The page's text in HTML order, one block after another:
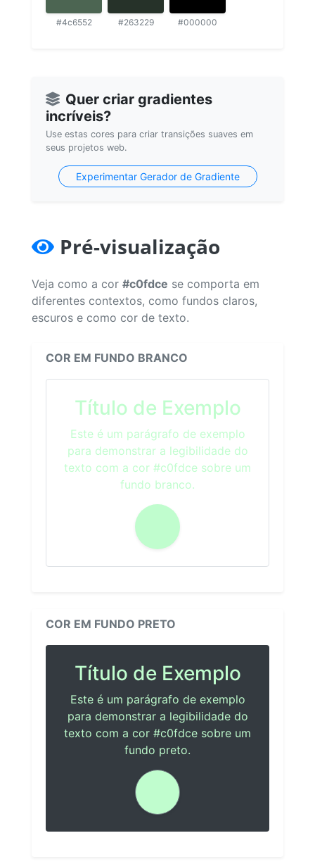
#4c6552 #263229 #000000
Quer criar gradientes
incríveis?
Use estas cores para criar transições suaves em
seus projetos web.
Experimentar Gerador de Gradiente
Pré-visualização
Veja como a cor #c0fdce se comporta em
diferentes contextos, como fundos claros,
escuros e como cor de texto.
COR EM FUNDO BRANCO
Título de Exemplo
Este é um parágrafo de exemplo
para demonstrar a legibilidade do
texto com a cor #c0fdce sobre um
fundo branco.
COR EM FUNDO PRETO
Título de Exemplo
Este é um parágrafo de exemplo
para demonstrar a legibilidade do
texto com a cor #c0fdce sobre um
fundo preto.